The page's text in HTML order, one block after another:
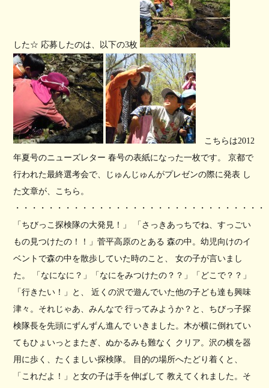
した☆ 応募したのは、以下の3枚
こちらは2012
年夏号のニューズレター 春号の表紙になった一枚です。 京都で
行われた最終選考会で、じゅんじゅんがプレゼンの際に発表 し
た文章が、こちら。
・・・・・・・・・・・・・・・・・・・・・・・・・・・・・・
「ちびっこ探検隊の大発見！」 「さっきあっちでね、すっごい
もの見つけたの！！」菅平高原のとある 森の中。幼児向けのイ
ベントで森の中を散歩していた時のこと、 女の子が言いまし
た。 「なになに？」「なにをみつけたの？？」「どこで？？」
「行きたい！」と、 近くの沢で遊んでいた他の子ども達も興味
津々。それじゃあ、みんなで 行ってみようか？と、ちびっ子探
検隊長を先頭にずんずん進んで いきました。木が横に倒れてい
てもひょいっとまたぎ、ぬかるみも難なく クリア。沢の横を器
用に歩く、たくましい探検隊。 目的の場所へたどり着くと、
「これだよ！」と女の子は手を伸ばして 教えてくれました。そ